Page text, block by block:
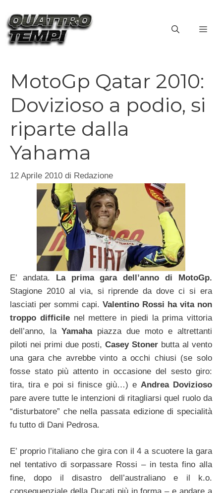
contenuto
MotoGp Qatar 2010:
Dovizioso a podio, si
riparte dalla
Yahama
12 Aprile 2010 di Redazione
E’ andata. La prima gara dell’anno di MotoGp.
Stagione 2010 al via, si riprende da dove ci si era
lasciati per sommi capi. Valentino Rossi ha vita non
troppo difficile nel mettere in piedi la prima vittoria
dell’anno, la Yamaha piazza due moto e altrettanti
piloti nei primi due posti, Casey Stoner butta al vento
una gara che avrebbe vinto a occhi chiusi (se solo
fosse stato più attento in occasione del sesto giro:
tira, tira e poi si finisce giù…) e Andrea Dovizioso
pare avere tutte le intenzioni di ritagliarsi quel ruolo da
“disturbatore” che nella passata edizione di specialità
fu tutto di Dani Pedrosa.
E’ proprio l’italiano che gira con il 4 a scuotere la gara
nel tentativo di sorpassare Rossi – in testa fino alla
fine, dopo il disastro dell’australiano e il k.o.
conseguenziale della Ducati più in forma – e andare a